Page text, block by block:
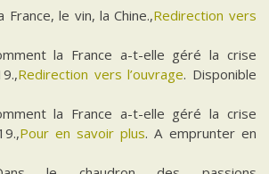
France, le vin, la Chine.,Redirection vers
la France a-t-elle géré la crise
Redirection vers l’ouvrage. Disponible
la France a-t-elle géré la crise
Pour en savoir plus. A emprunter en